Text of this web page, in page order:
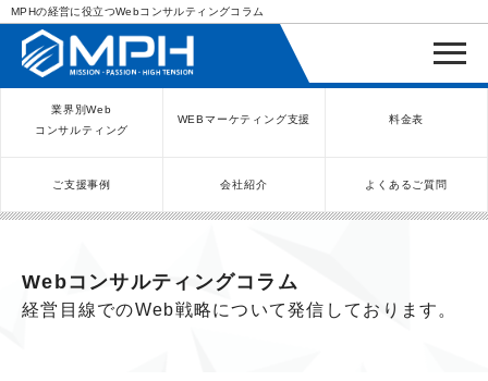
MPHの経営に役立つWebコンサルティングコラム
業界別Web
コンサルティング
WEBマーケティング支援 料金表
ご支援事例 会社紹介 よくあるご質問
Webコンサルティングコラム
経営目線でのWeb戦略について発信しております。